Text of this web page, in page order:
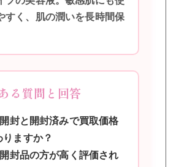
すく、肌の潤いを長時間保
る質問と回答
封と開封済みで買取価格
りますか？
封品の方が高く評価され